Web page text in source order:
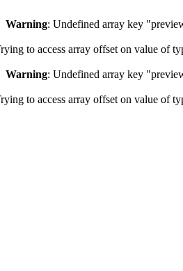
Warning: Undefined array key
to access array offset on value of
Warning: Undefined array key
to access array offset on value of